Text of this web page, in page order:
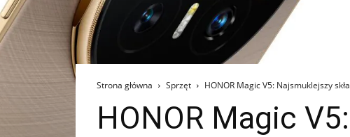
Strona główna Sprzęt HONOR Magic V5: Najsmuklejszy
HONOR Magic